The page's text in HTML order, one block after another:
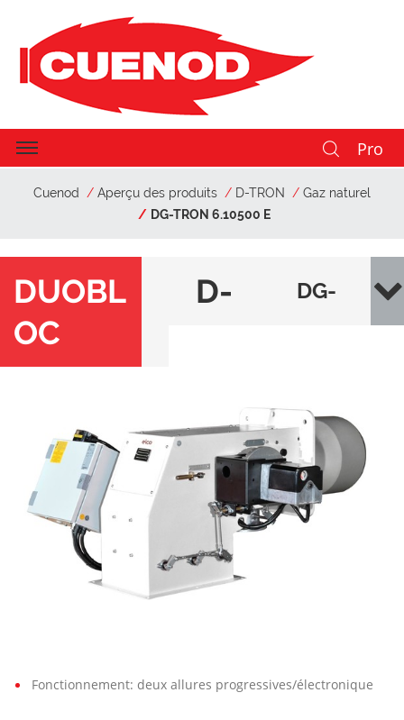
Pro
Cuenod Aperçu des produits D-TRON
Gaz naturel
DG-TRON 6.10500 E
DUOBL
OC
D-
DG-
6.10
500
E
Fonctionnement: deux allures progressives/électronique